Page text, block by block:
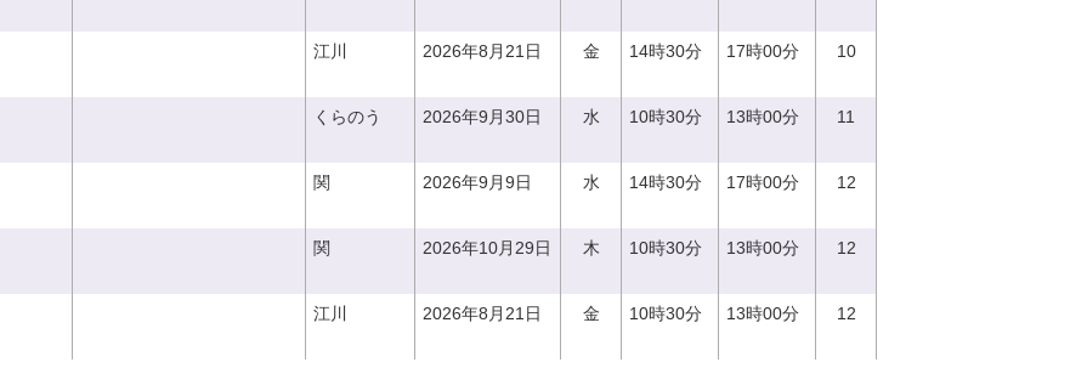
江川 2026年8月21日 金 14時30分 17時00分 10
くらのう 2026年9月30日 水 10時30分 13時00分 11
関 2026年9月9日 水 14時30分 17時00分 12
関 2026年10月29日 木 10時30分 13時00分 12
江川 2026年8月21日 金 10時30分 13時00分 12